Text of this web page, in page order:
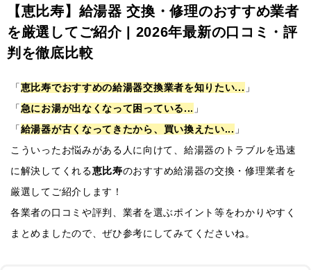
【恵比寿】給湯器 交換・修理のおすすめ業者
を厳選してご紹介 | 2026年最新の口コミ・評
判を徹底比較
「恵比寿でおすすめの給湯器交換業者を知りたい... 」
「急にお湯が出なくなって困っている... 」
「給湯器が古くなってきたから、買い換えたい... 」
こういったお悩みがある人に向けて、給湯器のトラブルを迅速
に解決してくれる恵比寿のおすすめ給湯器の交換・修理業者を
厳選してご紹介します！
各業者の口コミや評判、業者を選ぶポイント等をわかりやすく
まとめましたので、ぜひ参考にしてみてくださいね。